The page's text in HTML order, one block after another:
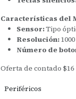
Características del
Sensor:Tipo
Resolución:
Número de
Oferta de contado $16
Periféricos